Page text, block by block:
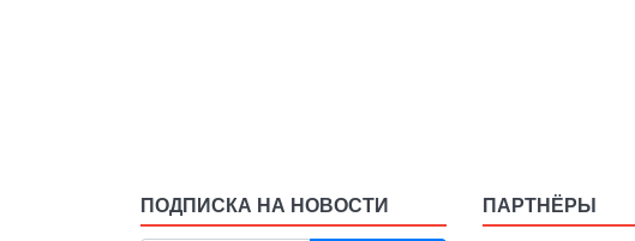
ПОДПИСКА НА НОВОСТИ ПАРТНЁРЫ